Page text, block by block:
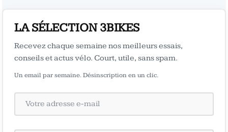
LA SÉLECTION 3BIKES
Recevez chaque semaine nos meilleurs essais,
conseils et actus vélo. Court, utile, sans spam.
Un email par semaine. Désinscription en un clic.